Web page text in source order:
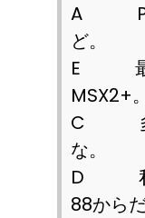
A
ど。
E 最
MSX2+。
C 多
な。
D 私
88から